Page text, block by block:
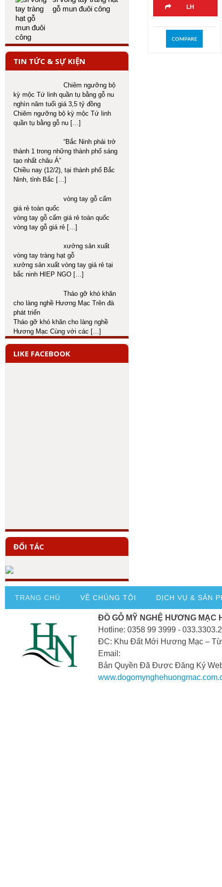
LH
COMPARE
gỗ mun đuôi công
TIN TỨC & SỰ KIỆN
Chiêm ngưỡng bộ
kỳ mộc Tứ linh quần tụ bằng gỗ nu
nghìn năm tuổi giá 3,5 tỷ đồng
Chiêm ngưỡng bộ kỳ mộc Tứ linh
quần tụ bằng gỗ nu […]
“Bắc Ninh phải trở
thành 1 trong những thành phố sáng
tạo nhất châu Á”
Chiều nay (12/2), tại thành phố Bắc
Ninh, tỉnh Bắc […]
vòng tay gỗ cẩm
giá rẻ toàn quốc
vòng tay gỗ cẩm giá rẻ toàn quốc
vòng tay gỗ giá rẻ […]
xưởng sản xuất
vòng tay tràng hạt gỗ
xưởng sản xuất vòng tay giá rẻ tại
bắc ninh HIEP NGO […]
Tháo gỡ khó khăn
cho làng nghề Hương Mạc Trên đà
phát triển
Tháo gỡ khó khăn cho làng nghề
Hương Mạc Cùng với các […]
LIKE FACEBOOK
ĐỐI TÁC
TRANG CHỦ VỀ CHÚNG TÔI DỊCH VỤ & SẢN
ĐỒ GỖ MỸ NGHỆ HƯƠNG MẠC
Hotline: 0358 99 3999 -
ĐC: Khu Đất Mới Hương Mạc –
Email:
Bản Quyền Đã Được Đăng Ký